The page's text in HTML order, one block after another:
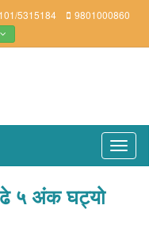
5315184 9801000860
५ अंक घट्यो